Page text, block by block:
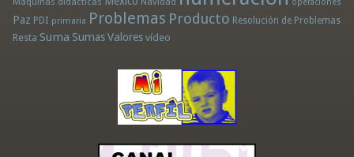
Paz PDI primaria Problemas Producto Resolución de Problemas
Resta Suma Sumas Valores vídeo